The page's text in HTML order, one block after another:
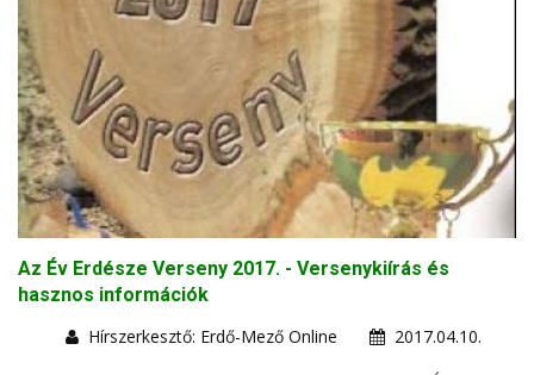
Az Év Erdésze Verseny 2017. - Versenykiírás és
hasznos információk
Hírszerkesztő: Erdő-Mező Online
2017.04.10.